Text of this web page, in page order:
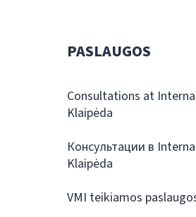
PASLAUGOS
Consultations at
Klaipėda
Консультации в
Klaipėda
VMI teikiamos